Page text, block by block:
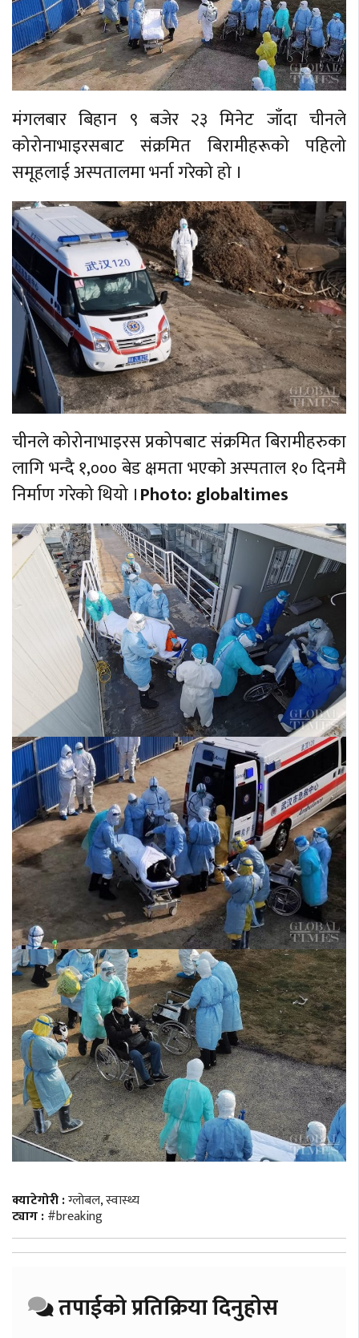
मंगलबार बिहान ९ बजेर २३ मिनेट जाँदा चीनले
कोरोनाभाइरसबाट संक्रमित बिरामीहरूको पहिलो
समूहलाई अस्पतालमा भर्ना गरेको हो ।
चीनले कोरोनाभाइरस प्रकोपबाट संक्रमित बिरामीहरुका
लागि भन्दै १,००० बेड क्षमता भएको अस्पताल १० दिनमै
निर्माण गरेको थियो ।Photo: globaltimes
क्याटेगोरी :ग्लोबल,स्वास्थ्य
ट्याग :#breaking
तपाईको प्रतिक्रिया दिनुहोस